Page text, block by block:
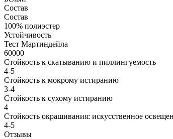
Состав
Состав
100% полиэстер
Устойчивость
Тест Мартиндейла
60000
Стойкость к скатыванию и пиллингуемость
4-5
Стойкость к мокрому истиранию
3-4
Стойкость к сухому истиранию
4
Стойкость окрашивания: искусственное
4-5
Отзывы